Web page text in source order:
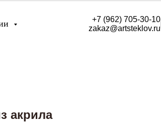
+7 (962) 705-30-10
zakaz@artsteklov.ru
акрила